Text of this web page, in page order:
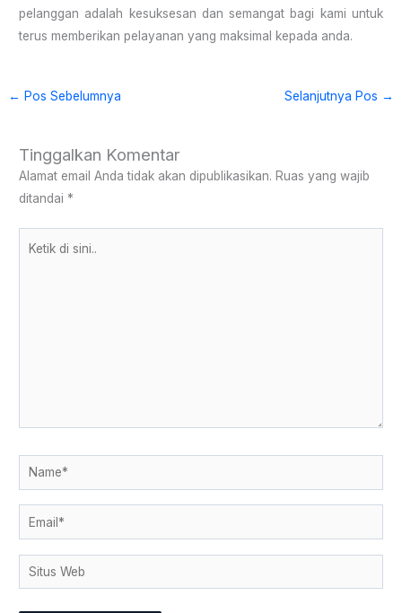
pelanggan adalah kesuksesan dan semangat bagi kami untuk
terus memberikan pelayanan yang maksimal kepada anda.
← Pos Sebelumnya Selanjutnya Pos →
Tinggalkan Komentar
Alamat email Anda tidak akan dipublikasikan. Ruas yang wajib
ditandai*
Name*
Email*
Situs
Web